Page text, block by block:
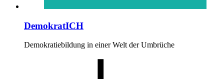
DemokratICH
Demokratiebildung in einer Welt der Umbrüche